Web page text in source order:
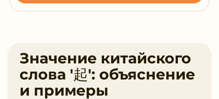
Значение китайского
слова '起': объяснение
и примеры